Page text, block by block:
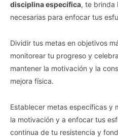
disciplina específica, te brinda
necesarias para enfocar tus
Dividir tus metas en objetivos
monitorear tu progreso y
mantener la motivación y la
mejora física.
Establecer metas específicas y
la motivación y a enfocar tus
continua de tu resistencia y